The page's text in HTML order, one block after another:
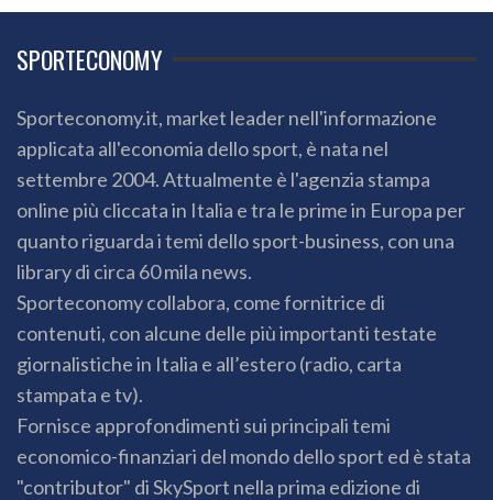
SPORTECONOMY
Sporteconomy.it, market leader nell'informazione
applicata all'economia dello sport, è nata nel
settembre 2004. Attualmente è l'agenzia stampa
online più cliccata in Italia e tra le prime in Europa per
quanto riguarda i temi dello sport-business, con una
library di circa 60 mila news.
Sporteconomy collabora, come fornitrice di
contenuti, con alcune delle più importanti testate
giornalistiche in Italia e all’estero (radio, carta
stampata e tv).
Fornisce approfondimenti sui principali temi
economico-finanziari del mondo dello sport ed è stata
"contributor" di SkySport nella prima edizione di